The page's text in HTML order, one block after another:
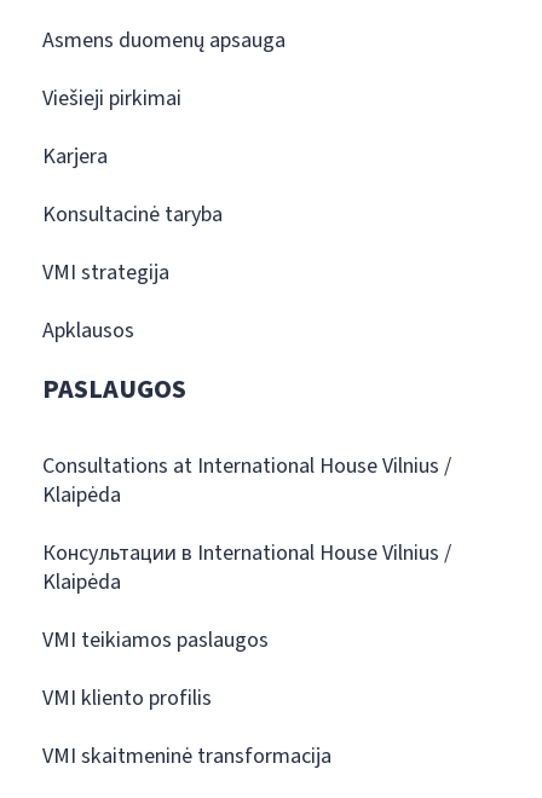
Asmens duomenų apsauga
Viešieji pirkimai
Karjera
Konsultacinė taryba
VMI strategija
Apklausos
PASLAUGOS
Consultations at International House Vilnius /
Klaipėda
Консультации в International House Vilnius /
Klaipėda
VMI teikiamos paslaugos
VMI kliento profilis
VMI skaitmeninė transformacija